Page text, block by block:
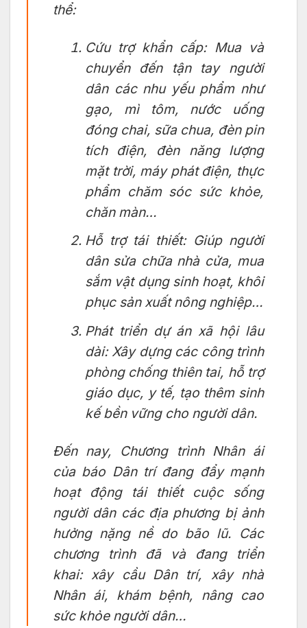
thể:
Cứu trợ khẩn cấp: Mua và
chuyển đến tận tay người
dân các nhu yếu phẩm như
gạo, mì tôm, nước uống
đóng chai, sữa chua, đèn pin
tích điện, đèn năng lượng
mặt trời, máy phát điện, thực
phẩm chăm sóc sức khỏe,
chăn màn…
Hỗ trợ tái thiết: Giúp người
dân sửa chữa nhà cửa, mua
sắm vật dụng sinh hoạt, khôi
phục sản xuất nông nghiệp…
Phát triển dự án xã hội lâu
dài: Xây dựng các công trình
phòng chống thiên tai, hỗ trợ
giáo dục, y tế, tạo thêm sinh
kế bền vững cho người dân.
Đến nay, Chương trình Nhân ái
của báo Dân tríđang đẩy mạnh
hoạt động tái thiết cuộc sống
người dân các địa phương bị ảnh
hưởng nặng nề do bão lũ. Các
chương trình đã và đang triển
khai: xây cầu Dân trí, xây nhà
Nhân ái, khám bệnh, nâng cao
sức khỏe người dân…